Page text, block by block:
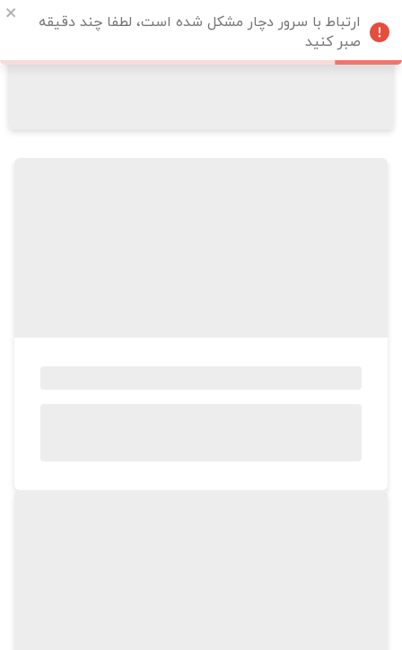
ارتباط با سرور دچار مشکل شده است، لطفا چند دقیقه
صبر کنید